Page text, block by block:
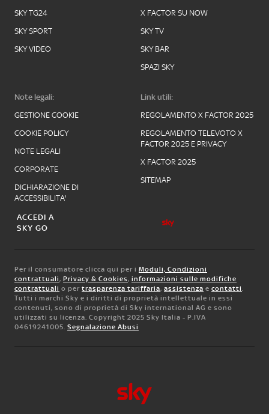
SKY TG24
SKY SPORT
SKY VIDEO
X FACTOR SU NOW
SKY TV
SKY BAR
SPAZI SKY
Note legali:
GESTIONE COOKIE
COOKIE POLICY
NOTE LEGALI
CORPORATE
DICHIARAZIONE DI
ACCESSIBILITA'
Link utili:
REGOLAMENTO X FACTOR 2025
REGOLAMENTO TELEVOTO X
FACTOR 2025 E PRIVACY
X FACTOR 2025
SITEMAP
ACCEDI A
SKY GO
Per il consumatore clicca qui per i Moduli, Condizioni
contrattuali, Privacy & Cookies, informazioni sulle modifiche
contrattuali o per trasparenza tariffaria, assistenza e contatti.
Tutti i marchi Sky e i diritti di proprietà intellettuale in essi
contenuti, sono di proprietà di Sky international AG e sono
utilizzati su licenza. Copyright 2025 Sky Italia - P.IVA
04619241005. Segnalazione Abusi